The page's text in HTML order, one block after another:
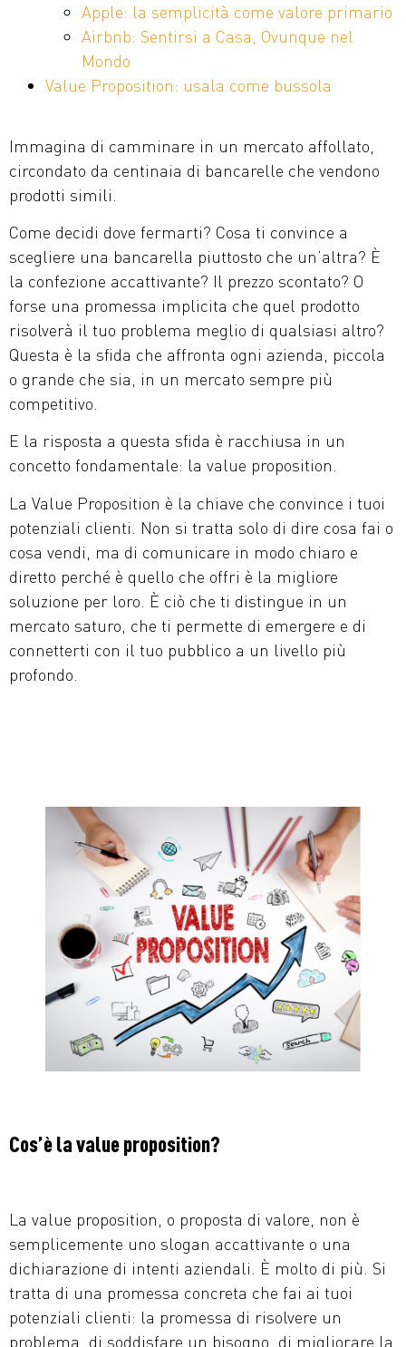
Apple: la semplicità come valore primario
Airbnb: Sentirsi a Casa, Ovunque nel
Mondo
Value Proposition: usala come bussola
Immagina di camminare in un mercato affollato,
circondato da centinaia di bancarelle che vendono
prodotti simili.
Come decidi dove fermarti? Cosa ti convince a
scegliere una bancarella piuttosto che un’altra? È
la confezione accattivante? Il prezzo scontato? O
forse una promessa implicita che quel prodotto
risolverà il tuo problema meglio di qualsiasi altro?
Questa è la sfida che affronta ogni azienda, piccola
o grande che sia, in un mercato sempre più
competitivo.
E la risposta a questa sfida è racchiusa in un
concetto fondamentale: la value proposition.
La Value Proposition è la chiave che convince i tuoi
potenziali clienti. Non si tratta solo di dire cosa fai o
cosa vendi, ma di comunicare in modo chiaro e
diretto perché è quello che offri è la migliore
soluzione per loro. È ciò che ti distingue in un
mercato saturo, che ti permette di emergere e di
connetterti con il tuo pubblico a un livello più
profondo.
Cos’è la value proposition?
La value proposition, o proposta di valore, non è
semplicemente uno slogan accattivante o una
dichiarazione di intenti aziendali. È molto di più. Si
tratta di una promessa concreta che fai ai tuoi
potenziali clienti: la promessa di risolvere un
problema, di soddisfare un bisogno, di migliorare la